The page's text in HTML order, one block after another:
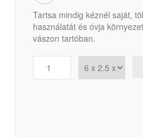
Tartsa mindig kéznél saját,
használatát és óvja
vászon tartóban.